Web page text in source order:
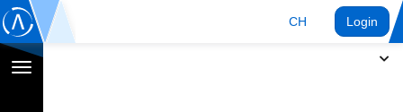
CH Login
Navigation